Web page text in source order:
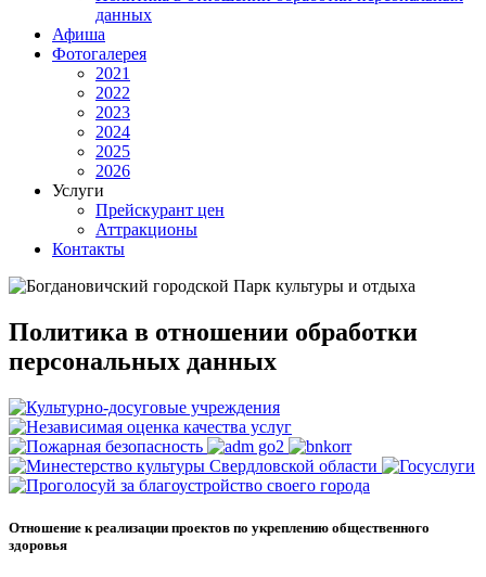
данных
Афиша
Фотогалерея
2021
2022
2023
2024
2025
2026
Услуги
Прейскурант цен
Аттракционы
Контакты
Политика в отношении обработки
персональных данных
Отношение к реализации проектов по укреплению общественного
здоровья